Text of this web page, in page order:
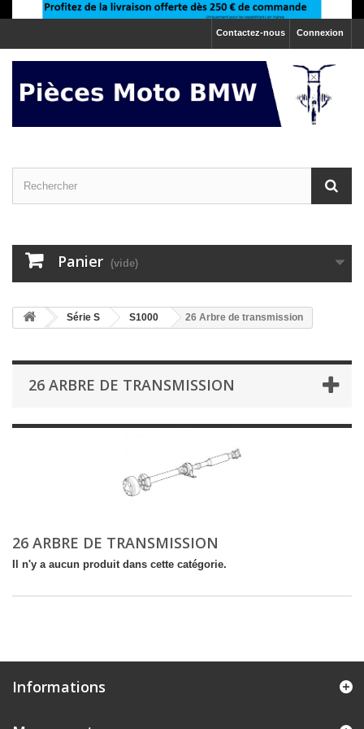
Connexion
Contactez-nous
Panier (vide)
>Série S >S1000 26 Arbre de transmission
26 ARBRE DE TRANSMISSION
26 ARBRE DE TRANSMISSION
Il n'y a aucun produit dans cette catégorie.
Informations